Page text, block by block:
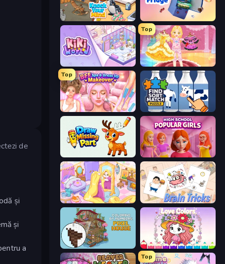
de
și
și
a
Knock Your Mind Fill The Fridge
KiKi World
Top
Royal Glow Princess Makeover
Top
BFF Makeover - Spa & Dress Up Find Sort Match - Puzzle
Draw Missing Part | DOP Puzzle
Fairy Room - Decor Game Brain Tricks: Brain Games
Love Colors
Top